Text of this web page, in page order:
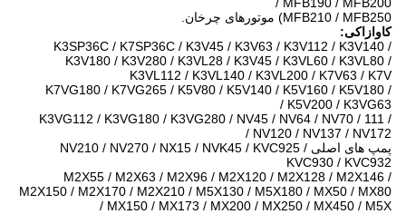
MFB210 / MFB250) موتورهای چرخان.
کاوازاکی:
K3SP36C / K7SP36C / K3V45 / K3V63 / K3V112 / K3V140 /
K3V180 / K3V280 / K3VL28 / K3V45 / K3VL60 / K3VL80 /
K3VL112 / K3VL140 / K3VL200 / K7V63 / K7V
K7VG180 / K7VG265 / K5V80 / K5V140 / K5V160 / K5V180 /
K5V200 / K3VG63 /
K3VG112 / K3VG180 / K3VG280 / NV45 / NV64 / NV70 / 111 /
NV120 / NV137 / NV172 /
پمپ های اصلی NV210 / NV270 / NX15 / NVK45 / KVC925 /
KVC930 / KVC932
M2X55 / M2X63 / M2X96 / M2X120 / M2X128 / M2X146 /
M2X150 / M2X170 / M2X210 / M5X130 / M5X180 / MX50 / MX80
/ MX150 / MX173 / MX200 / MX250 / MX450 / M5X